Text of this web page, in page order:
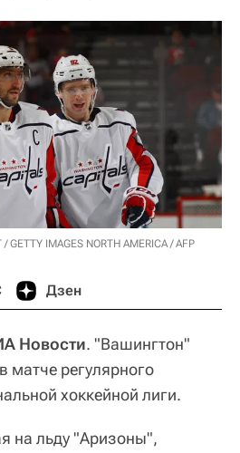
GETTY IMAGES NORTH AMERICA / AFP
Дзен
Новости. "Вашингтон"
матче регулярного
хоккейной лиги.
на льду "Аризоны",